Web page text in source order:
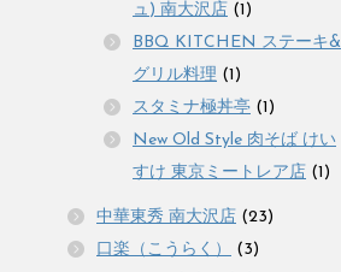
ュ) 南大沢店 (1)
BBQ KITCHEN ステーキ&
グリル料理 (1)
スタミナ極丼亭 (1)
New Old Style 肉そば けい
すけ 東京ミートレア店 (1)
中華東秀 南大沢店 (23)
口楽（こうらく）
(3)